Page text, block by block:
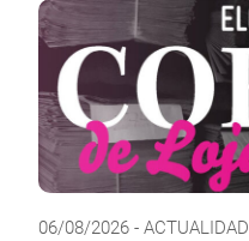
06/08/2026 - ACTUALIDAD